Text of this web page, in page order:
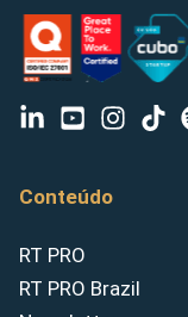
Conteúdo
RT PRO
RT PRO Brazil